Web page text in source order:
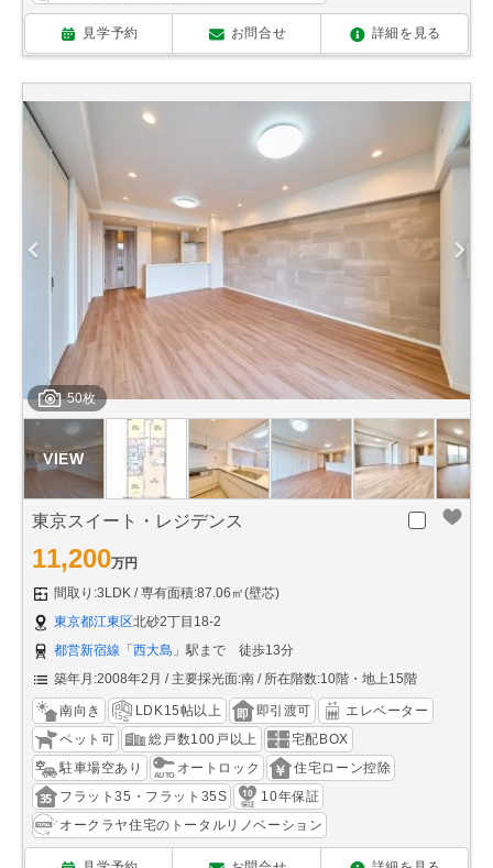
見学予約 お問合せ 詳細を見る
50枚
東京スイート・レジデンス
11,200万円
間取り:3LDK
専有面積:87.06㎡(壁芯)
東京都江東区北砂2丁目18-2
都営新宿線 「 西大島 」駅まで 徒歩13分
築年月:2008年2月
主要採光面:南 所在階数:10階・地上15階
南向き LDK15帖以上 即引渡可
エレベーター
ペット可
総戸数100戸以上
宅配BOX
駐車場空あり
オートロック
住宅ローン控除
フラット35・フラット35S
10年保証
オークラヤ住宅のトータルリノベーション